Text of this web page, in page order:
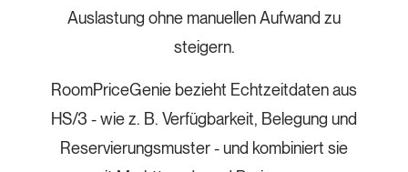
Auslastung ohne manuellen Aufwand zu
steigern.
RoomPriceGenie bezieht Echtzeitdaten aus
HS/3 - wie z. B. Verfügbarkeit, Belegung und
Reservierungsmuster - und kombiniert sie